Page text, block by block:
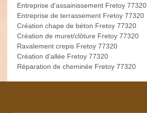
Entreprise d'assainissement Fretoy 77320
Entreprise de terrassement Fretoy 77320
Création chape de béton Fretoy 77320
Création de muret/clôture Fretoy 77320
Ravalement crepis Fretoy 77320
Création d'allée Fretoy 77320
Réparation de cheminée Fretoy 77320